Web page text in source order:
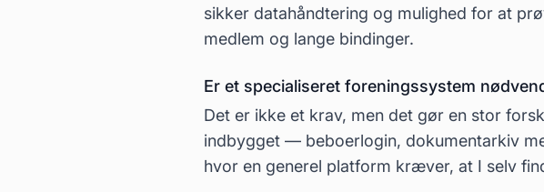
sikker datahåndtering og mulighed for at
medlem og lange bindinger.
Er et specialiseret foreningssystem
Det er ikke et krav, men det gør en stor
indbygget — beboerlogin, dokumentarkiv
hvor en generel platform kræver, at I selv